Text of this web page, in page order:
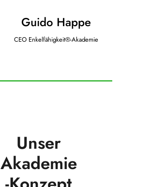
Guido Happe
CEO Enkelfähigkeit®-Akademie
Unser
Akademie